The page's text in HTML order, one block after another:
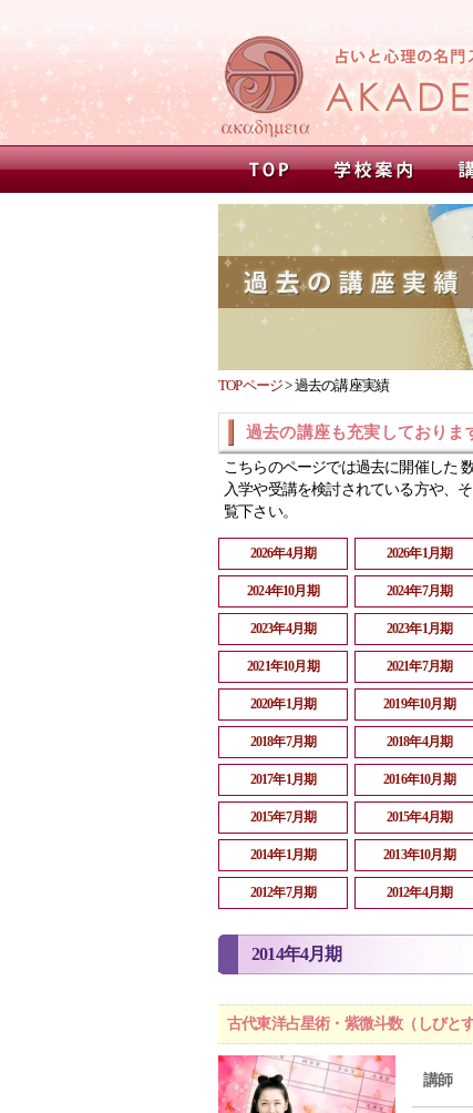
TOPページ>過去の講座実績
過去の講座も充実しておりま
こちらのページでは過去に開催した
入学や受講を検討されている方や、
覧下さい。
2026年4月期 2026年1月期
2024年10月期 2024年7月期
2023年4月期 2023年1月期
2021年10月期 2021年7月期
2020年1月期 2019年10月期
2018年7月期 2018年4月期
2017年1月期 2016年10月期
2015年7月期 2015年4月期
2014年1月期 2013年10月期
2012年7月期 2012年4月期
2014年4月期
古代東洋占星術・紫微斗数（しびと
講師